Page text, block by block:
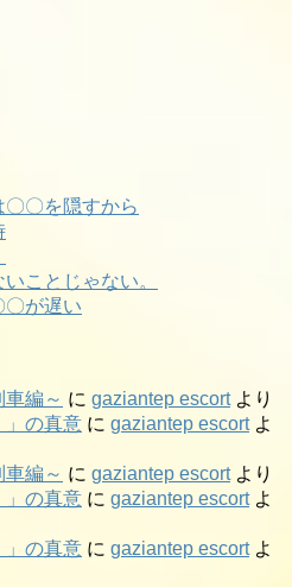
〇を隠すから
ことじゃない。
〇が遅い
車編～ に gaziantep escortより
」の真意 に gaziantep escortよ
車編～ に gaziantep escortより
」の真意 に gaziantep escortよ
」の真意 に gaziantep escortよ